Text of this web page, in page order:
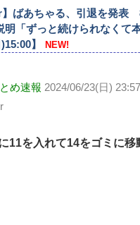
】ばあちゃる、引退を発表
明「ずっと続けられなくて
】
NEW!
め速報 2024/06/23(日)
11を入れて14をゴミに移